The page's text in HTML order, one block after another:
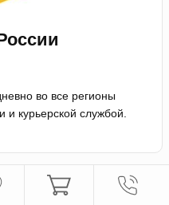
во все регионы
курьерской службой.